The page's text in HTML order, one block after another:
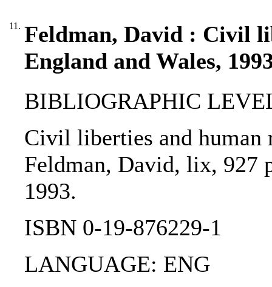
11. Feldman, David : Civil
England and Wales,
BIBLIOGRAPHIC
Civil liberties and human
Feldman, David, lix, 927
1993.
ISBN 0-19-876229-1
LANGUAGE: ENG